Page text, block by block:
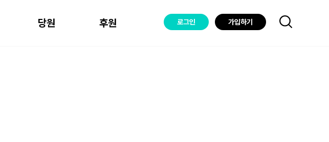
당원 후원 로그인 가입하기